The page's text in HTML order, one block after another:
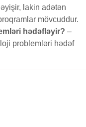
lakin adətən
mövcuddur.
hədəfləyir? –
problemləri hədəf